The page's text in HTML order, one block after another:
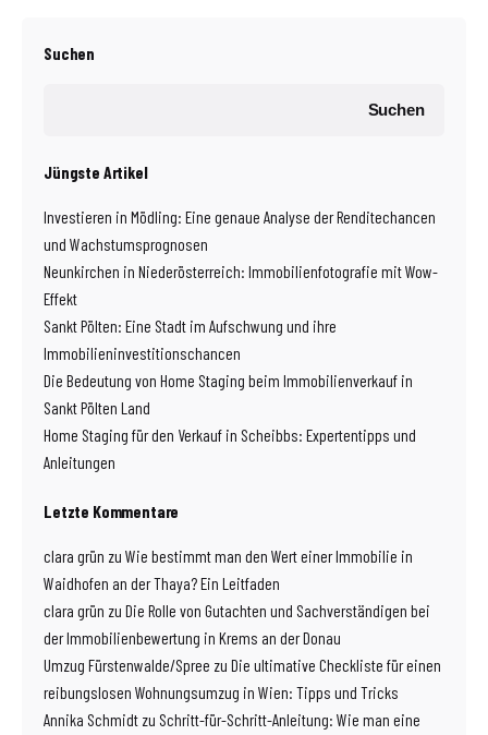
Suchen
Suchen
Jüngste Artikel
Investieren in Mödling: Eine genaue Analyse der Renditechancen
und Wachstumsprognosen
Neunkirchen in Niederösterreich: Immobilienfotografie mit Wow-
Effekt
Sankt Pölten: Eine Stadt im Aufschwung und ihre
Immobilieninvestitionschancen
Die Bedeutung von Home Staging beim Immobilienverkauf in
Sankt Pölten Land
Home Staging für den Verkauf in Scheibbs: Expertentipps und
Anleitungen
Letzte Kommentare
clara grün zu Wie bestimmt man den Wert einer Immobilie in
Waidhofen an der Thaya? Ein Leitfaden
clara grün zu Die Rolle von Gutachten und Sachverständigen bei
der Immobilienbewertung in Krems an der Donau
Umzug Fürstenwalde/Spree zu Die ultimative Checkliste für einen
reibungslosen Wohnungsumzug in Wien: Tipps und Tricks
Annika Schmidt zu Schritt-für-Schritt-Anleitung: Wie man eine